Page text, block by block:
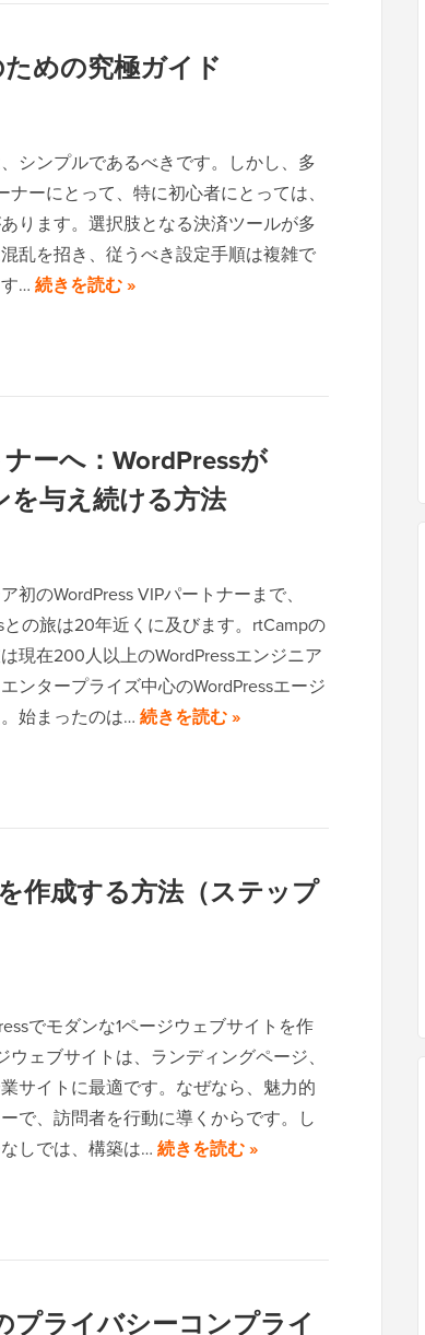
めの究極ガイド
シンプルであるべきです。しかし、多
ナーにとって、特に初心者にとっては、
ります。選択肢となる決済ツールが多
乱を招き、従うべき設定手順は複雑で
… 続きを読む »
ーへ：WordPressが
を与え続ける方法
初のWordPress VIPパートナーまで、
との旅は20年近くに及びます。rtCampの
現在200人以上のWordPressエンジニア
ンタープライズ中心のWordPressエージ
始まったのは… 続きを読む »
作成する方法（ステップ
でモダンな1ページウェブサイトを作
ウェブサイトは、ランディングページ、
サイトに最適です。なぜなら、魅力的
で、訪問者を行動に導くからです。し
しでは、構築は… 続きを読む »
プライバシーコンプライ